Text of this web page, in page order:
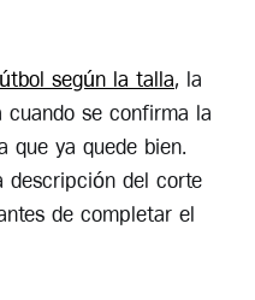
según la talla, la
cuando se confirma la
que ya quede bien.
descripción del corte
de completar el